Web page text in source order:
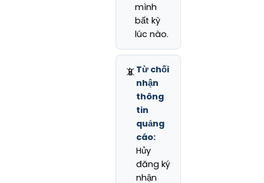
mình
bất kỳ
lúc nào.
📵 Từ chối
nhận
thông
tin
quảng
cáo:
Hủy
đăng ký
nhận